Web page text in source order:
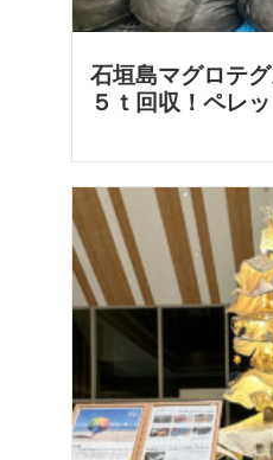
石垣島マグロテ
５ｔ回収！ペレ